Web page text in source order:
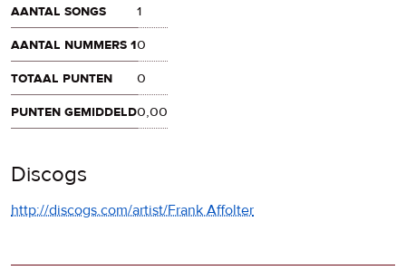
aantal songs
1
aantal nummers 10
totaal punten
0
punten gemiddeld0,00
Discogs
http://discogs.com/artist/Frank Affolter